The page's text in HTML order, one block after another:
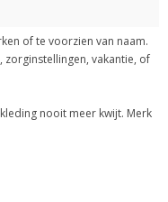
of te voorzien van naam.
vakantie, of
nooit meer kwijt. Merk